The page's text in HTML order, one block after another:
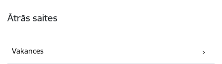
Ātrās saites
Vakances